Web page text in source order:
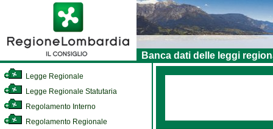
Banca dati delle leggi
Legge Regionale
Legge Regionale Statutaria
Regolamento Interno
Regolamento Regionale